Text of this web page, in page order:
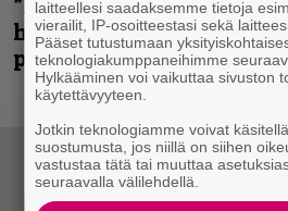
”Mitalini näyttää ihan
huippu-uimari
palkinnollaan
laitteellesi saadaksemme tietoja
vierailit, IP-osoitteestasi sekä
Pääset tutustumaan
teknologiakumppaneihimme
Hylkääminen voi vaikuttaa sivuston
käytettävyyteen.
Jotkin teknologiamme voivat
suostumusta, jos niillä on siihen
vastustaa tätä tai muuttaa
seuraavalla välilehdellä.